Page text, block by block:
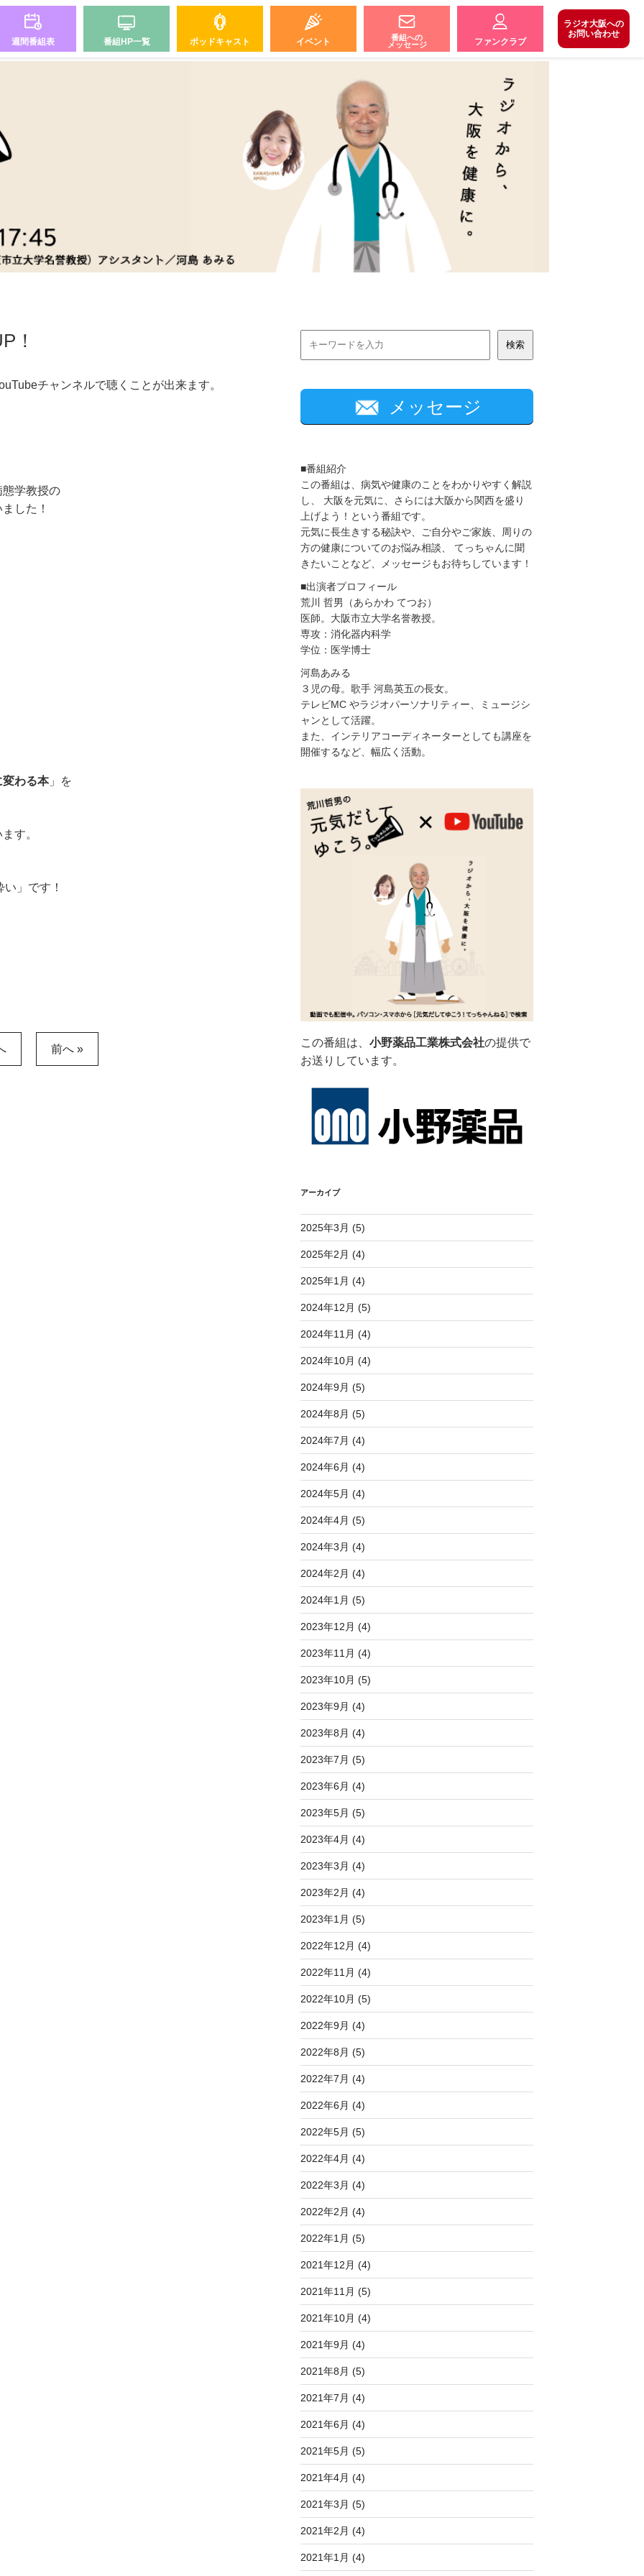
週間番組表 番組HP一覧 ポッドキャスト イベント
番組への
メッセージ
ファンクラブ
ラジオ大阪への
お問い合わせ
！
チャンネルで聴くことが出来ます。
学教授の
した！
変わる本」を
す。
」です！
前へ »
メッセージ
■番組紹介
この番組は、病気や健康のことをわかりやすく解説
し、 大阪を元気に、さらには大阪から関西を盛り
上げよう！という番組です。
元気に長生きする秘訣や、ご自分やご家族、周りの
方の健康についてのお悩み相談、 てっちゃんに聞
きたいことなど、メッセージもお待ちしています！
■出演者プロフィール
荒川 哲男（あらかわ てつお）
医師。大阪市立大学名誉教授。
専攻：消化器内科学
学位：医学博士
河島あみる
３児の母。歌手 河島英五の長女。
テレビMC やラジオパーソナリティー、ミュージシ
ャンとして活躍。
また、インテリアコーディネーターとしても講座を
開催するなど、幅広く活動。
この番組は、小野薬品工業株式会社の提供で
お送りしています。
アーカイブ
2025年3月 (5)
2025年2月 (4)
2025年1月 (4)
2024年12月 (5)
2024年11月 (4)
2024年10月 (4)
2024年9月 (5)
2024年8月 (5)
2024年7月 (4)
2024年6月 (4)
2024年5月 (4)
2024年4月 (5)
2024年3月 (4)
2024年2月 (4)
2024年1月 (5)
2023年12月 (4)
2023年11月 (4)
2023年10月 (5)
2023年9月 (4)
2023年8月 (4)
2023年7月 (5)
2023年6月 (4)
2023年5月 (5)
2023年4月 (4)
2023年3月 (4)
2023年2月 (4)
2023年1月 (5)
2022年12月 (4)
2022年11月 (4)
2022年10月 (5)
2022年9月 (4)
2022年8月 (5)
2022年7月 (4)
2022年6月 (4)
2022年5月 (5)
2022年4月 (4)
2022年3月 (4)
2022年2月 (4)
2022年1月 (5)
2021年12月 (4)
2021年11月 (5)
2021年10月 (4)
2021年9月 (4)
2021年8月 (5)
2021年7月 (4)
2021年6月 (4)
2021年5月 (5)
2021年4月 (4)
2021年3月 (5)
2021年2月 (4)
2021年1月 (4)